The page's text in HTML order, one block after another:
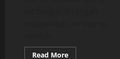
Read MoreRead